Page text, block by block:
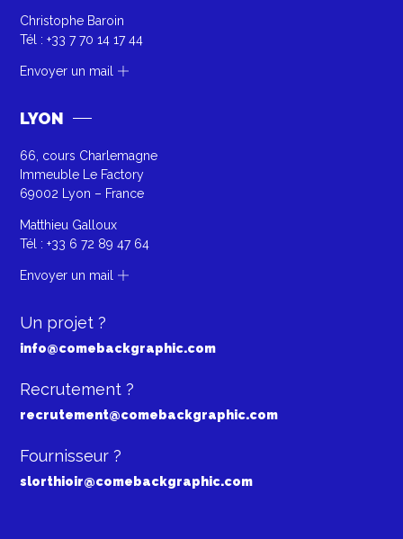
Christophe Baroin
Tél :+33 7 70 14 17 44
Envoyer un mail
LYON
66, cours Charlemagne
Immeuble Le Factory
69002 Lyon – France
Matthieu Galloux
Tél :+33 6 72 89 47 64
Envoyer un mail
Un projet ?
info@comebackgraphic.com
Recrutement ?
recrutement@comebackgraphic.com
Fournisseur ?
slorthioir@comebackgraphic.com